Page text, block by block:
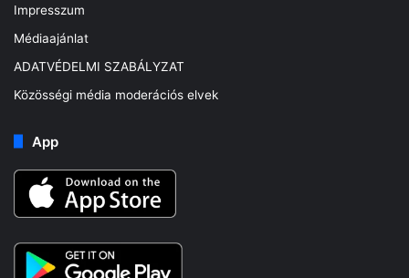
Impresszum
Médiaajánlat
ADATVÉDELMI SZABÁLYZAT
Közösségi média moderációs elvek
App